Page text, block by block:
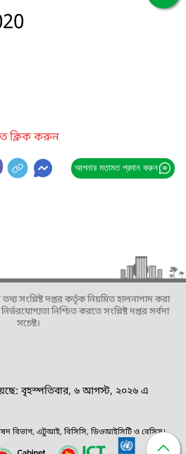
ক্লিক করুন
আপনার মতামত প্রদান করুন
সংশ্লিষ্ট দপ্তর কর্তৃক নিয়মিত হালনাগাদ করা
নিশ্চিত করতে সংশ্লিষ্ট দপ্তর সর্বদা
সচেষ্ট।
বৃহস্পতিবার, ৬ আগস্ট, ২০২৬ এ
বিভাগ, এটুআই, বিসিসি, ডিওআইসিটি ও বেসিস।